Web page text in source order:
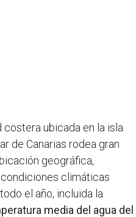
ubicada en la isla
de Canarias rodea gran
geográfica,
climáticas
el año, incluida la
media del agua del